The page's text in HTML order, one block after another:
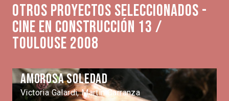
Otros proyectos seleccionados -
Cine en Construcción 13 /
Toulouse 2008
Amorosa Soledad
Victoria Galardi, Martín Carranza